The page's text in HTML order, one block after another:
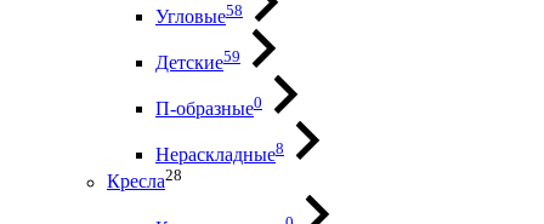
Угловые58
Детские59
П-образные0
Нераскладные8
Кресла28